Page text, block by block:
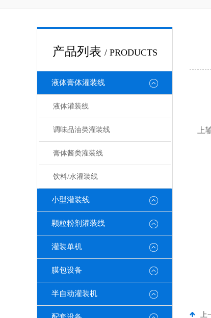
产品列表 / PRODUCTS
液体膏体灌装线
液体灌装线
调味品油类灌装线
膏体酱类灌装线
饮料/水灌装线
小型灌装线
颗粒粉剂灌装线
灌装单机
膜包设备
半自动灌装机
上
上